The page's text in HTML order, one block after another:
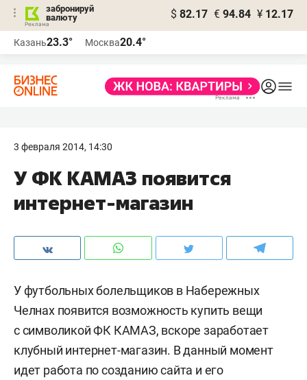
забронируй
валюту
$ 82.17 € 94.84 ¥ 12.17
Казань23.3° Москва20.4°
3 февраля 2014, 14:30
У ФК КАМАЗ появится
интернет-магазин
У футбольных болельщиков в Набережных
Челнах появится возможность купить вещи
с символикой ФК КАМАЗ, вскоре заработает
клубный интернет-магазин. В данный момент
идет работа по созданию сайта и его